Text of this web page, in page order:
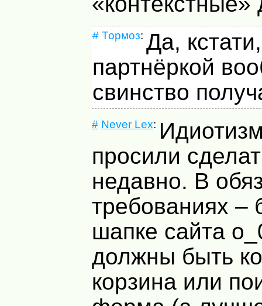
# Тормоз: Да,
партнёркой
свинство
# Never Lex:
просили
недавно. В
требованиях –
шапке сайта
должны быть
корзина или